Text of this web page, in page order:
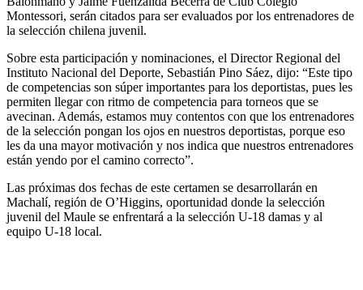
Montessori, serán citados para ser evaluados por los entrenadores de
la selección chilena juvenil.
Sobre esta participación y nominaciones, el Director Regional del
Instituto Nacional del Deporte, Sebastián Pino Sáez, dijo: “Este tipo
de competencias son súper importantes para los deportistas, pues les
permiten llegar con ritmo de competencia para torneos que se
avecinan. Además, estamos muy contentos con que los entrenadores
de la selección pongan los ojos en nuestros deportistas, porque eso
les da una mayor motivación y nos indica que nuestros entrenadores
están yendo por el camino correcto”.
Las próximas dos fechas de este certamen se desarrollarán en
Machalí, región de O’Higgins, oportunidad donde la selección
juvenil del Maule se enfrentará a la selección U-18 damas y al
equipo U-18 local.